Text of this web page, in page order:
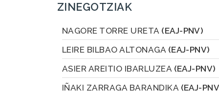
ZINEGOTZIAK
NAGORE TORRE URETA (EAJ-PNV)
LEIRE BILBAO ALTONAGA (EAJ-PNV)
ASIER AREITIO IBARLUZEA (EAJ-PNV)
IÑAKI ZARRAGA BARANDIKA (EAJ-